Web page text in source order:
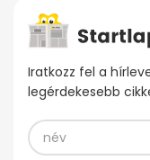
Iratkozz fel a
legérdekesebb